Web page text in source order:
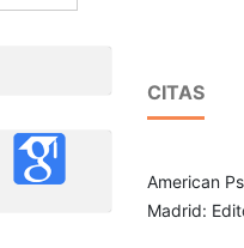
CITAS
American
Madrid: